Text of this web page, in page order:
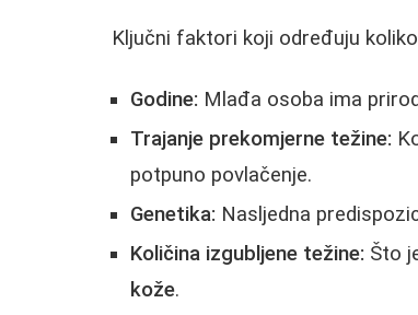
Ključni faktori koji određuju
Godine: Mlađa osoba ima
Trajanje prekomjerne težine:
potpuno povlačenje.
Genetika: Nasljedna
Količina izgubljene težine: Što
kože.